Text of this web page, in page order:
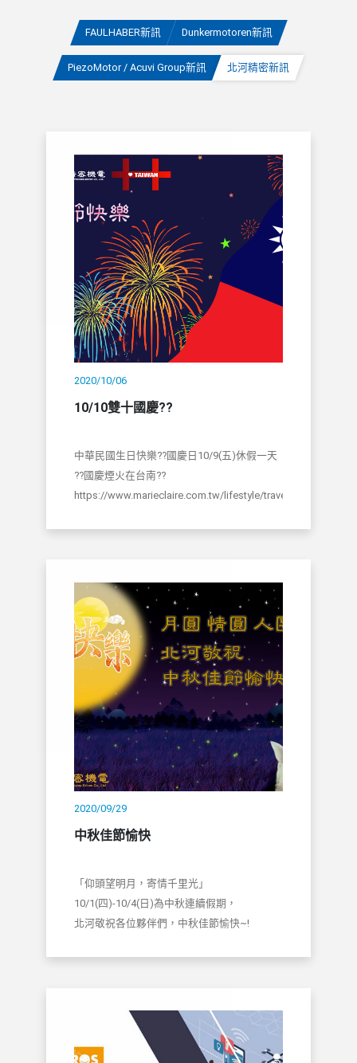
FAULHABER新訊 Dunkermotoren新訊
PiezoMotor / Acuvi Group新訊 北河精密新訊
2020/10/06
10/10雙十國慶??
中華民國生日快樂??國慶日10/9(五)休假一天
??國慶煙火在台南??
https://www.marieclaire.com.tw/lifestyle/travel/50802…
2020/09/29
中秋佳節愉快
「仰頭望明月，寄情千里光」
10/1(四)-10/4(日)為中秋連續假期，
北河敬祝各位夥伴們，中秋佳節愉快~!